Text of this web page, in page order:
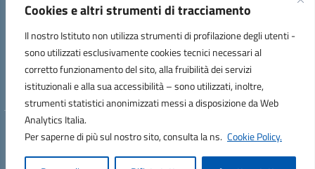
Cookies e altri strumenti di tracciamento
Il nostro Istituto non utilizza strumenti di profilazione degli utenti -
sono utilizzati esclusivamente cookies tecnici necessari al
corretto funzionamento del sito, alla fruibilità dei servizi
istituzionali e alla sua accessibilità – sono utilizzati, inoltre,
strumenti statistici anonimizzati messi a disposizione da Web
Analytics Italia.
Per saperne di più sul nostro sito, consulta la ns. Cookie Policy.
Plesso Leone - Via Pascoli - 80038 Pomigliano D'Arco (NA)
Tel.:0813177304 - Mail: naic8g1003@istruzione.it - Pec:
Codice Univoco ufficio: UIECQ7
codice Meccanografico: NAIC8G1003
Codice Fiscale: 93076670632
Hosting & Powered by 3D Solution S.r.l.
Concept & Design by Designers Italia